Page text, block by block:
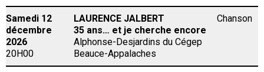
Samedi 12
décembre
2026
20H00
LAURENCE JALBERT
35 ans… et je cherche encore
Alphonse-Desjardins du Cégep
Beauce-Appalaches
Chanson